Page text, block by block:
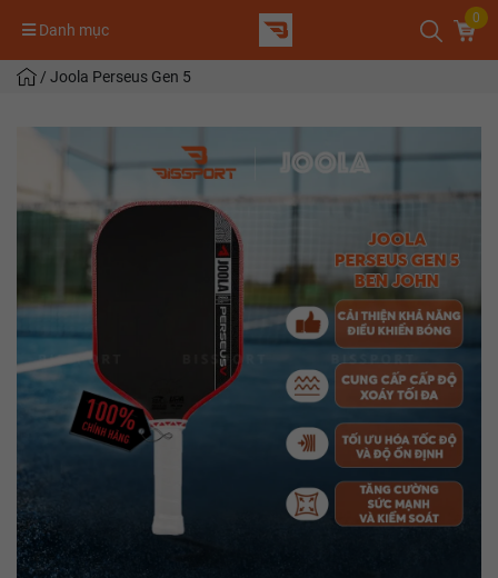
Danh mục
0
/ Joola Perseus Gen 5